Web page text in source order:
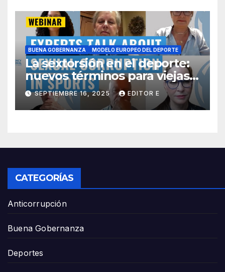
BUENA GOBERNANZA MODELO EUROPEO DEL DEPORTE
La sextorsión en el deporte:
nuevos términos para viejas
costumbres
SEPTIEMBRE 16, 2025 EDITOR E
CATEGORÍAS
Anticorrupción
Buena Gobernanza
Deportes